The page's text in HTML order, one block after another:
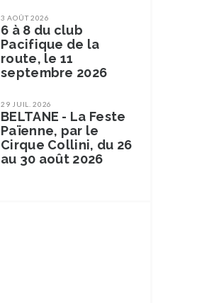
3 AOÛT 2026
6 à 8 du club
Pacifique de la
route, le 11
septembre 2026
29 JUIL. 2026
BELTANE - La Feste
Païenne, par le
Cirque Collini, du 26
au 30 août 2026